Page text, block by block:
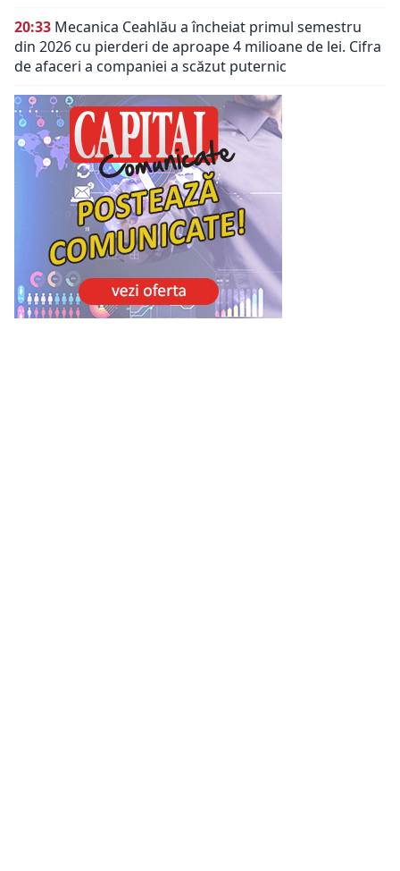
20:33 Mecanica Ceahlău a încheiat primul semestru
din 2026 cu pierderi de aproape 4 milioane de lei. Cifra
de afaceri a companiei a scăzut puternic